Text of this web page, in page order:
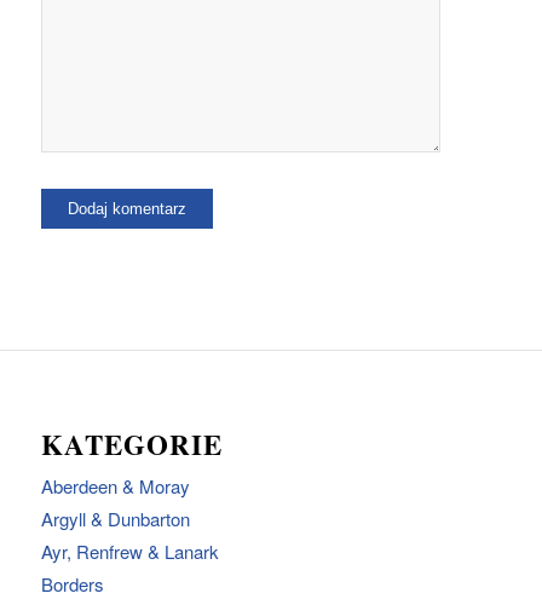
KATEGORIE
Aberdeen & Moray
Argyll & Dunbarton
Ayr, Renfrew & Lanark
Borders